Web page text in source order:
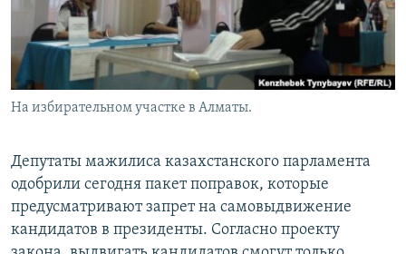
На избирательном участке в Алматы.
Депутаты мажилиса казахстанского парламента
одобрили сегодня пакет поправок, которые
предусматривают запрет на самовыдвижение
кандидатов в президенты. Согласно проекту